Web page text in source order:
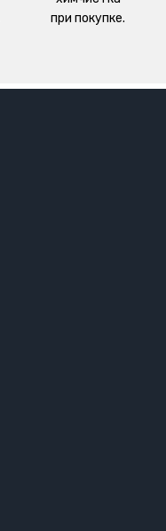
при покупке.